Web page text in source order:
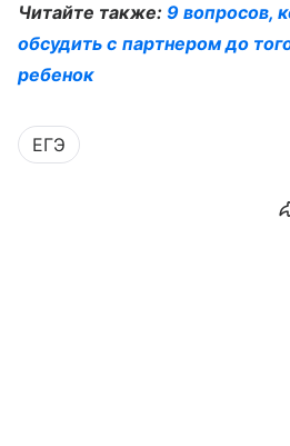
Читайте также: 9 вопросов,
обсудить с партнером до
ребенок
ЕГЭ